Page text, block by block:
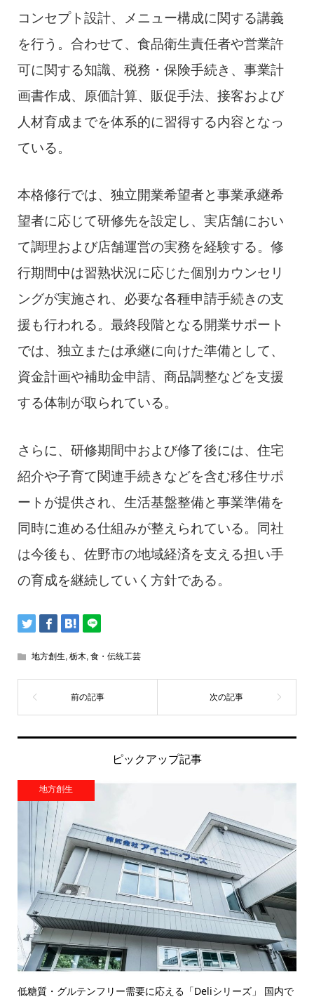
コンセプト設計、メニュー構成に関する講義
を行う。合わせて、食品衛生責任者や営業許
可に関する知識、税務・保険手続き、事業計
画書作成、原価計算、販促手法、接客および
人材育成までを体系的に習得する内容となっ
ている。
本格修行では、独立開業希望者と事業承継希
望者に応じて研修先を設定し、実店舗におい
て調理および店舗運営の実務を経験する。修
行期間中は習熟状況に応じた個別カウンセリ
ングが実施され、必要な各種申請手続きの支
援も行われる。最終段階となる開業サポート
では、独立または承継に向けた準備として、
資金計画や補助金申請、商品調整などを支援
する体制が取られている。
さらに、研修期間中および修了後には、住宅
紹介や子育て関連手続きなどを含む移住サポ
ートが提供され、生活基盤整備と事業準備を
同時に進める仕組みが整えられている。同社
は今後も、佐野市の地域経済を支える担い手
の育成を継続していく方針である。
地方創生, 栃木, 食・伝統工芸
ピックアップ記事
地方創生
低糖質・グルテンフリー需要に応える「Deliシリーズ」 国内で